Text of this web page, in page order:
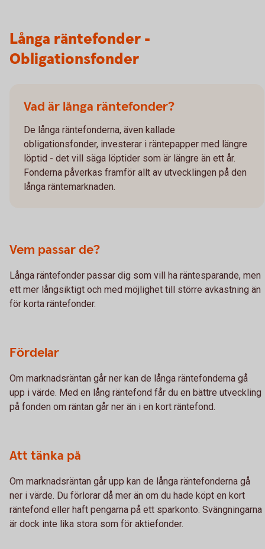
Långa räntefonder -
Obligationsfonder
Vad är långa räntefonder?
De långa räntefonderna, även kallade
obligationsfonder, investerar i räntepapper med längre
löptid - det vill säga löptider som är längre än ett år.
Fonderna påverkas framför allt av utvecklingen på den
långa räntemarknaden.
Vem passar de?
Långa räntefonder passar dig som vill ha räntesparande, men
ett mer långsiktigt och med möjlighet till större avkastning än
för korta räntefonder.
Fördelar
Om marknadsräntan går ner kan de långa räntefonderna gå
upp i värde. Med en lång räntefond får du en bättre utveckling
på fonden om räntan går ner än i en kort räntefond.
Att tänka på
Om marknadsräntan går upp kan de långa räntefonderna gå
ner i värde. Du förlorar då mer än om du hade köpt en kort
räntefond eller haft pengarna på ett sparkonto. Svängningarna
är dock inte lika stora som för aktiefonder.